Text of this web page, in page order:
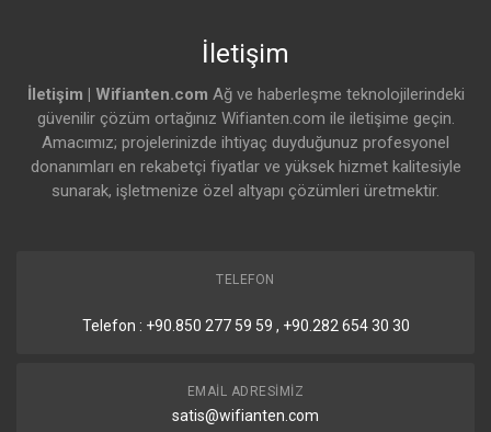
İletişim
İletişim | Wifianten.com Ağ ve haberleşme teknolojilerindeki
güvenilir çözüm ortağınız Wifianten.com ile iletişime geçin.
Amacımız; projelerinizde ihtiyaç duyduğunuz profesyonel
donanımları en rekabetçi fiyatlar ve yüksek hizmet kalitesiyle
sunarak, işletmenize özel altyapı çözümleri üretmektir.
TELEFON
Telefon : +90.850 277 59 59 , +90.282 654 30 30
EMAIL ADRESIMIZ
satis@wifianten.com